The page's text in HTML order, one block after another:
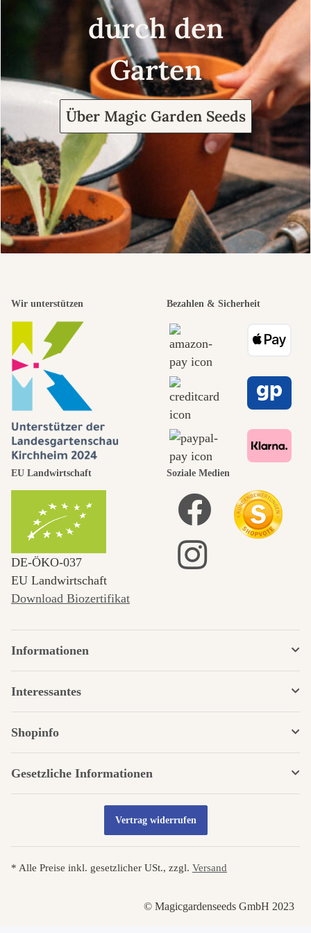
durch den
Garten
Über Magic Garden Seeds
Wir unterstützen Bezahlen & Sicherheit
EU Landwirtschaft
DE‑ÖKO‑037
EU Landwirtschaft
Download Biozertifikat
Soziale Medien
Informationen
Interessantes
Shopinfo
Gesetzliche Informationen
Vertrag widerrufen
* Alle Preise inkl. gesetzlicher USt., zzgl. Versand
© Magicgardenseeds GmbH 2023